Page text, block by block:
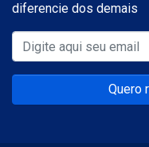
diferencie dos demais
Quero